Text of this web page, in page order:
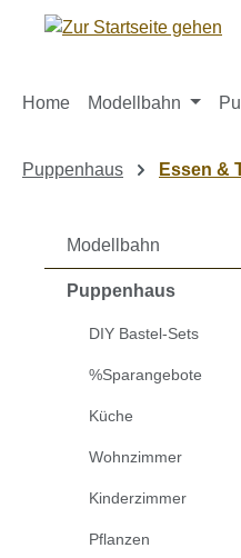
Hauptinhalt springen
Zur Suche springen
Zur Hauptnavigation
Home Modellbahn
Puppenhaus Essen &
Modellbahn
Puppenhaus
DIY Bastel-Sets
%Sparangebote
Küche
Wohnzimmer
Kinderzimmer
Pflanzen